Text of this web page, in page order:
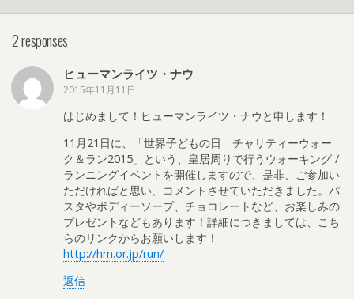
2 responses
ヒューマンライツ・ナウ
2015年11月11日
はじめまして！ヒューマンライツ・ナウと申します！
11月21日に、「世界子どもの日 チャリティーウォー
ク＆ラン2015」という、皇居周りで行うウォーキング /
ランニングイベントを開催しますので、是非、ご参加い
ただければと思い、コメントさせていただきました。パ
スタやボディーソープ、チョコレートなど、お楽しみの
プレゼントなどもあります！詳細につきましては、こち
らのリンクからお願いします！
http://hrn.or.jp/run/
返信